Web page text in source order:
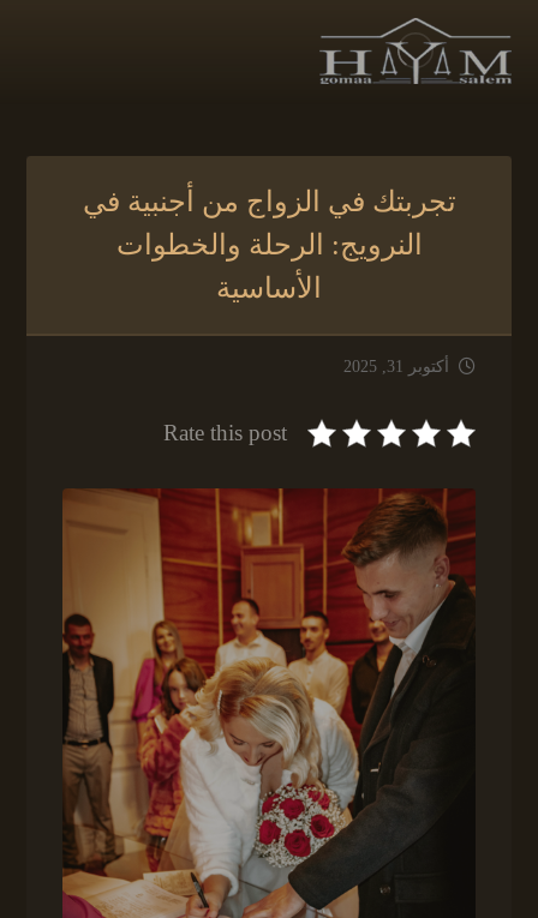
تجربتك في الزواج من أجنبية في
النرويج: الرحلة والخطوات
الأساسية
أكتوبر 31, 2025
Rate this post